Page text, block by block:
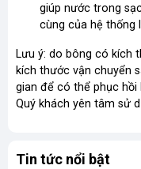
giúp nước trong
cùng của hệ thống
Lưu ý: do bông có kích
kích thước vận chuyển
gian để có thể phục hồi
Quý khách yên tâm sử
Tin tức nổi bật